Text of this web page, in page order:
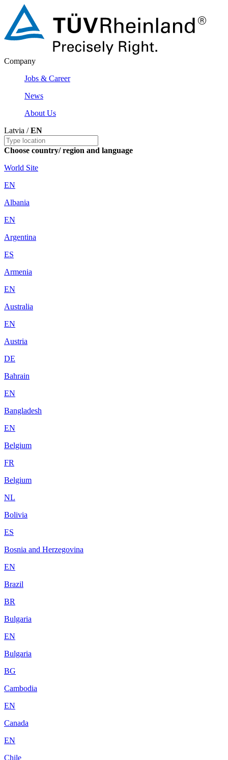
Company
Jobs & Career
News
About Us
Latvia /EN
Choose country/ region and language
World Site
EN
Albania
EN
Argentina
ES
Armenia
EN
Australia
EN
Austria
DE
Bahrain
EN
Bangladesh
EN
Belgium
FR
Belgium
NL
Bolivia
ES
Bosnia and Herzegovina
EN
Brazil
BR
Bulgaria
EN
Bulgaria
BG
Cambodia
EN
Canada
EN
Chile